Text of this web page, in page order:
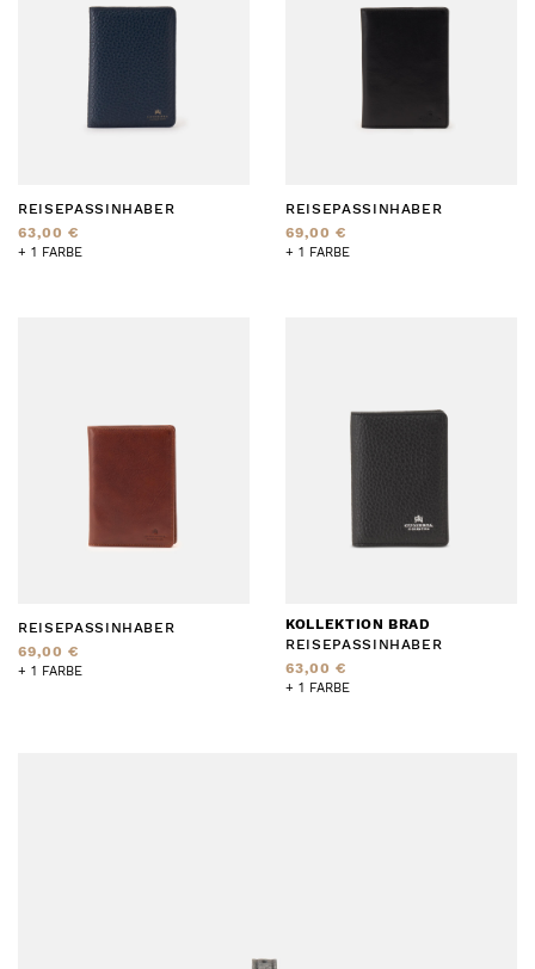
REISEPASSINHABER
63,00 €
+ 1 FARBE
REISEPASSINHABER
69,00 €
+ 1 FARBE
REISEPASSINHABER
69,00 €
+ 1 FARBE
KOLLEKTION BRAD
REISEPASSINHABER
63,00 €
+ 1 FARBE